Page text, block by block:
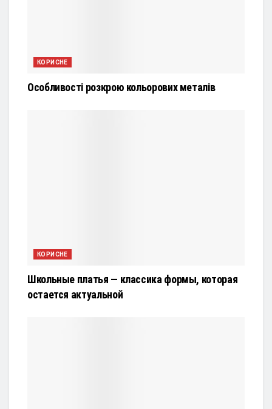
КОРИСНЕ
Особливості розкрою кольорових металів
КОРИСНЕ
Школьные платья — классика формы, которая
остается актуальной